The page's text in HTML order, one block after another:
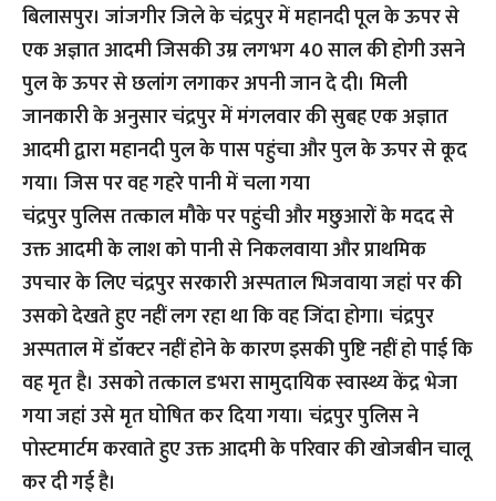
बिलासपुर। जांजगीर जिले के चंद्रपुर में महानदी पूल के ऊपर से
एक अज्ञात आदमी जिसकी उम्र लगभग 40 साल की होगी उसने
पुल के ऊपर से छलांग लगाकर अपनी जान दे दी। मिली
जानकारी के अनुसार चंद्रपुर में मंगलवार की सुबह एक अज्ञात
आदमी द्वारा महानदी पुल के पास पहुंचा और पुल के ऊपर से कूद
गया। जिस पर वह गहरे पानी में चला गया
चंद्रपुर पुलिस तत्काल मौके पर पहुंची और मछुआरों के मदद से
उक्त आदमी के लाश को पानी से निकलवाया और प्राथमिक
उपचार के लिए चंद्रपुर सरकारी अस्पताल भिजवाया जहां पर की
उसको देखते हुए नहीं लग रहा था कि वह जिंदा होगा। चंद्रपुर
अस्पताल में डॉक्टर नहीं होने के कारण इसकी पुष्टि नहीं हो पाई कि
वह मृत है। उसको तत्काल डभरा सामुदायिक स्वास्थ्य केंद्र भेजा
गया जहां उसे मृत घोषित कर दिया गया। चंद्रपुर पुलिस ने
पोस्टमार्टम करवाते हुए उक्त आदमी के परिवार की खोजबीन चालू
कर दी गई है।